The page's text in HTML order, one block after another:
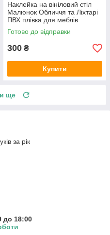
Наклейка на вініловий стіл
Малюнок Обличчя та Ліхтарі
ПВХ плівка для меблів
інтер'єрна 3D люди 600х1200
мм
Готово до відправки
300 ₴
Купити
ще
за рік
до 18:00